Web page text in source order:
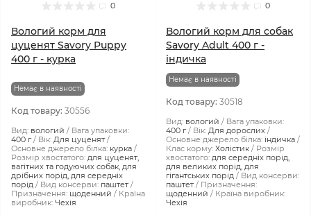
0
Вологий корм для
цуценят Savory Puppy
400 г - курка
Немає в наявності
Код товару: 30556
Вид: вологий
Вага упаковки:
400 г
Вік: Для цуценят
Основне джерело білка: курка
Розмір хвостатого: для цуценят,
вагітних та годуючих собак, для
дрібних порід, для середніх
порід
Вид консерви: паштет
Призначення: щоденний
Країна
виробник: Чехія
0
Вологий корм для собак
Savory Adult 400 г -
індичка
Немає в наявності
Код товару: 30518
Вид: вологий
Вага упаковки:
400 г
Вік: Для дорослих
Основне джерело білка: індичка
Клас корму: Холістик
Розмір
хвостатого: для середніх порід,
для великих порід, для
гігантських порід
Вид консерви:
паштет
Призначення:
щоденний
Країна виробник:
Чехія